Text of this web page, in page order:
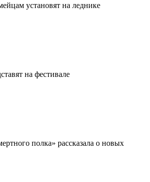
установят на леднике
на фестивале
полка» рассказала о новых